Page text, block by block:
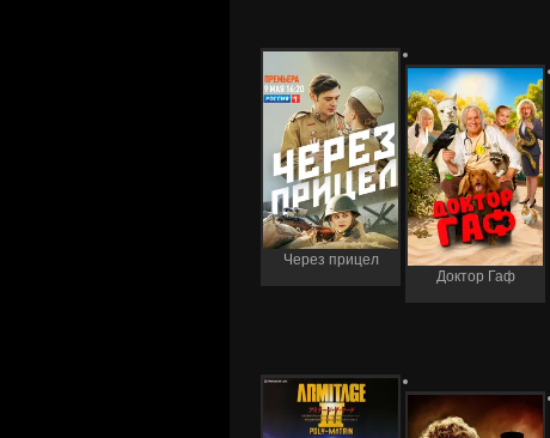
Через прицел
Доктор Гаф